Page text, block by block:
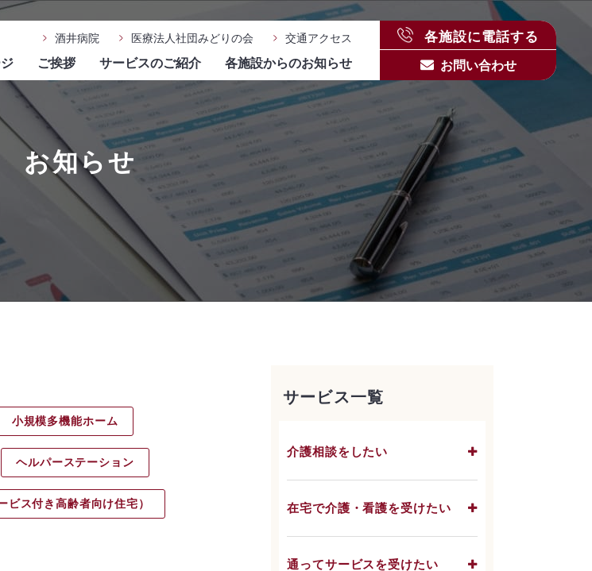
酒井病院 医療法人社団みどりの会 交通アクセス
ご挨拶 サービスのご紹介 各施設からのお知らせ
各施設に電話する
お問い合わせ
お知らせ
小規模多機能ホーム
ヘルパーステーション
ビス付き高齢者向け住宅）
サービス一覧
介護相談をしたい
在宅で介護・看護を受けたい
通ってサービスを受けたい